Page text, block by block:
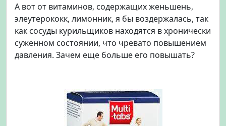
А вот от витаминов, содержащих женьшень,
элеутерококк, лимонник, я бы воздержалась, так
как сосуды курильщиков находятся в хронически
суженном состоянии, что чревато повышением
давления. Зачем еще больше его повышать?